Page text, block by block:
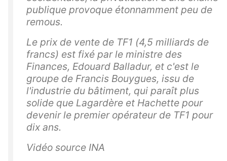
publique provoque étonnamment peu de
remous.
Le prix de vente de TF1 (4,5 milliards de
francs) est fixé par le ministre des
Finances, Edouard Balladur, et c'est le
groupe de Francis Bouygues, issu de
l'industrie du bâtiment, qui paraît plus
solide que Lagardère et Hachette pour
devenir le premier opérateur de TF1 pour
dix ans.
Vidéo source INA